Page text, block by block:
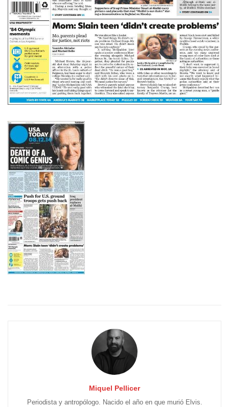
Miquel Pellicer
Periodista y antropólogo. Nacido el año en que murió Elvis.